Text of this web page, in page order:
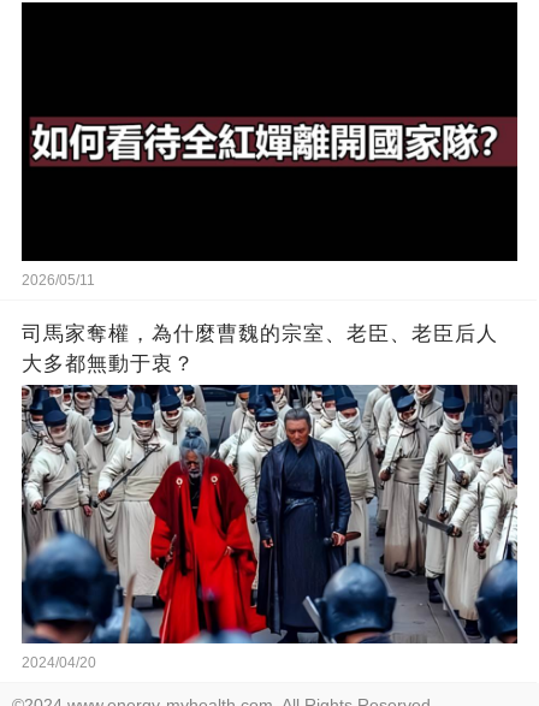
2026/05/11
司馬家奪權，為什麼曹魏的宗室、老臣、老臣后人
大多都無動于衷？
2024/04/20